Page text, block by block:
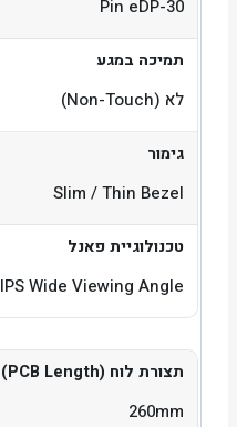
30-Pin eDP
תמיכה במגע
לא (Non-Touch)
גימור
Slim / Thin Bezel
טכנולוגיית פאנל
IPS Wide Viewing Angle
תצורת לוח (PCB Length)
260mm